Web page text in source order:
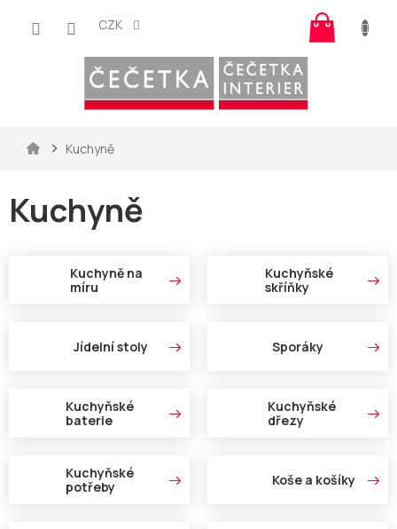
CZK
košík
DomůKuchyně
Kuchyně
Kuchyně na
míru
Kuchyňské
skříňky
Jídelní stoly Sporáky
Kuchyňské
baterie
Kuchyňské
dřezy
Kuchyňské
potřeby
Koše a košíky